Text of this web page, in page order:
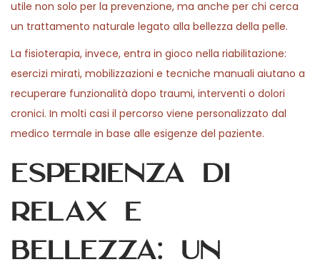
utile non solo per la prevenzione, ma anche per chi cerca
un trattamento naturale legato alla bellezza della pelle.
La fisioterapia, invece, entra in gioco nella riabilitazione:
esercizi mirati, mobilizzazioni e tecniche manuali aiutano a
recuperare funzionalità dopo traumi, interventi o dolori
cronici. In molti casi il percorso viene personalizzato dal
medico termale in base alle esigenze del paziente.
Esperienza di
relax e
bellezza: Un